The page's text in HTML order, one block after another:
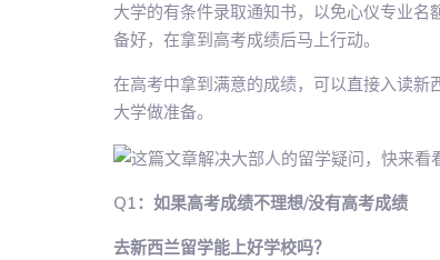
大学的有条件录取通知书，以免心仪专业
备好，在拿到高考成绩后马上行动。
在高考中拿到满意的成绩，可以直接入读
大学做准备。
Q1：如果高考成绩不理想/没有高考成绩
去新西兰留学能上好学校吗？